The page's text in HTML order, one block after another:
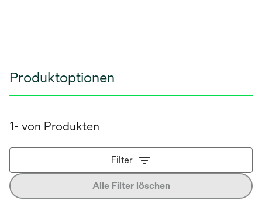
Produktoptionen
1- von Produkten
Filter
Alle Filter löschen